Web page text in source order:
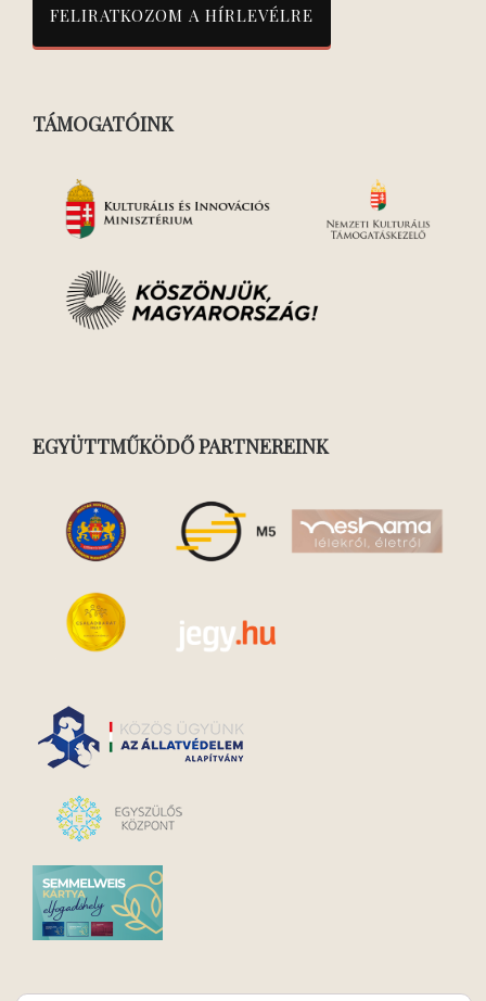
TÁMOGATÓINK
EGYÜTTMŰKÖDŐ PARTNEREINK